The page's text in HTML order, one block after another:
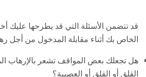
قد تتضمن الأسئلة التي قد يطرحها عليك
الخاص بك أثناء مقابلة المدخول من أجل
هل تجعلك بعض المواقف تشعر بالإرهاب
القلق أو القلق أو العصبية؟